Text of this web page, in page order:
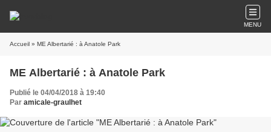
MENU
Accueil » ME Albertarié : à Anatole Park
ME Albertarié : à Anatole Park
Publié le 04/04/2018 à 19:40
Par amicale-graulhet